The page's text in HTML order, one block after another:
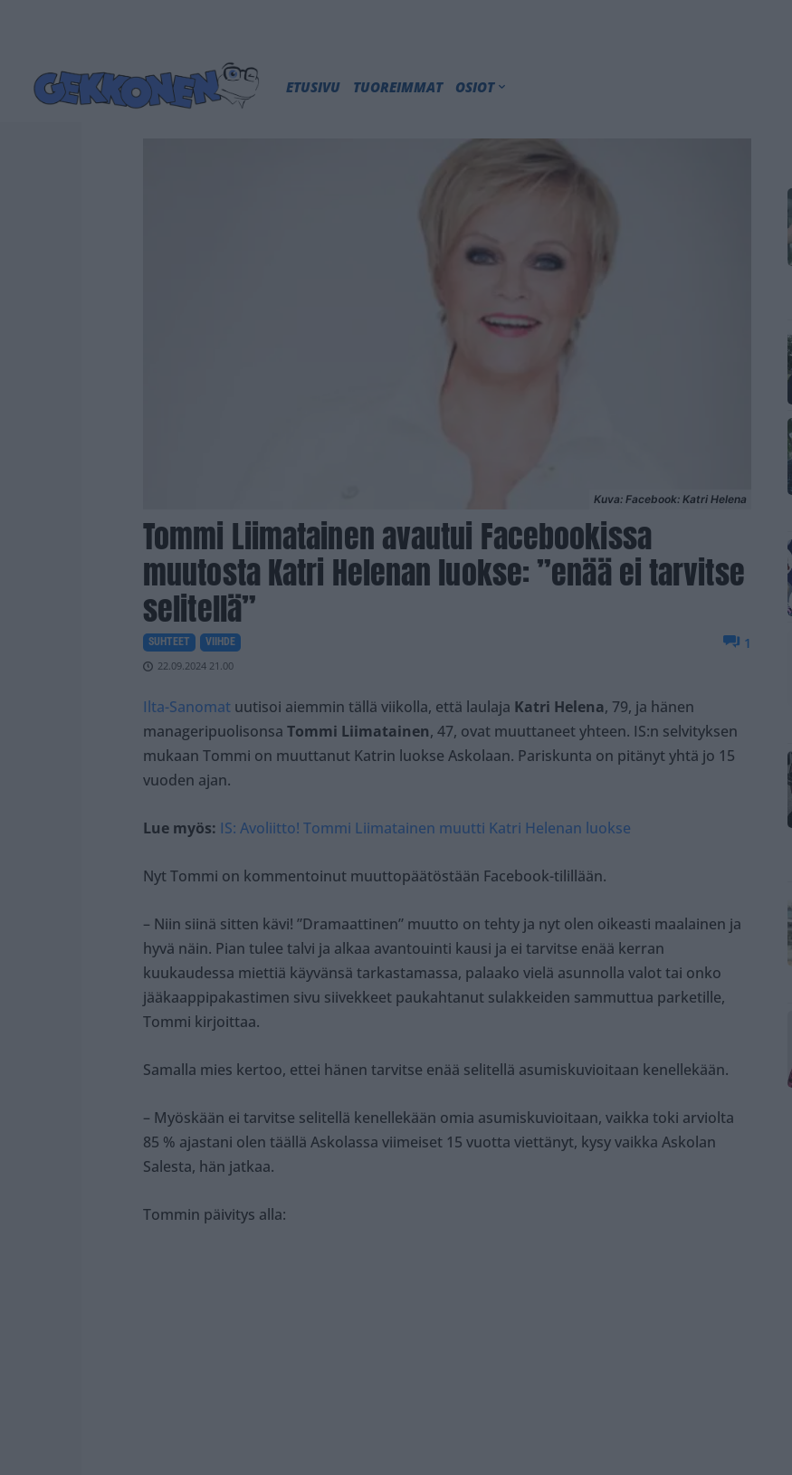
ETUSIVU TUOREIMMAT OSIOT
Kuva: Facebook: Katri Helena
Tommi Liimatainen avautui Facebookissa
muutosta Katri Helenan luokse: ”enää ei tarvitse
selitellä”
SUHTEET VIIHDE
22.09.2024 21.00
1
Ilta-Sanomat uutisoi aiemmin tällä viikolla, että laulaja Katri Helena, 79, ja hänen
manageripuolisonsa Tommi Liimatainen, 47, ovat muuttaneet yhteen. IS:n selvityksen
mukaan Tommi on muuttanut Katrin luokse Askolaan. Pariskunta on pitänyt yhtä jo 15
vuoden ajan.
Lue myös: IS: Avoliitto! Tommi Liimatainen muutti Katri Helenan luokse
Nyt Tommi on kommentoinut muuttopäätöstään Facebook-tilillään.
– Niin siinä sitten kävi! ”Dramaattinen” muutto on tehty ja nyt olen oikeasti maalainen ja
hyvä näin. Pian tulee talvi ja alkaa avantouinti kausi ja ei tarvitse enää kerran
kuukaudessa miettiä käyvänsä tarkastamassa, palaako vielä asunnolla valot tai onko
jääkaappipakastimen sivu siivekkeet paukahtanut sulakkeiden sammuttua parketille,
Tommi kirjoittaa.
Samalla mies kertoo, ettei hänen tarvitse enää selitellä asumiskuvioitaan kenellekään.
– Myöskään ei tarvitse selitellä kenellekään omia asumiskuvioitaan, vaikka toki arviolta
85 % ajastani olen täällä Askolassa viimeiset 15 vuotta viettänyt, kysy vaikka Askolan
Salesta, hän jatkaa.
Tommin päivitys alla: